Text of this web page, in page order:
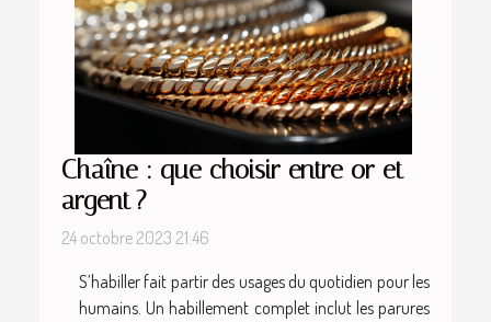
Chaîne : que choisir entre or et
argent ?
24 octobre 2023 21:46
S’habiller fait partir des usages du quotidien pour les
humains. Un habillement complet inclut les parures